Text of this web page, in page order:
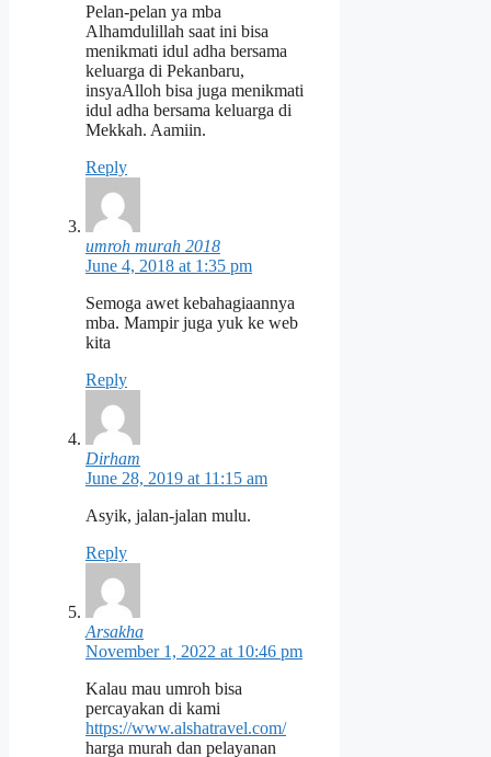
Pelan-pelan ya mba
Alhamdulillah saat ini bisa
menikmati idul adha bersama
keluarga di Pekanbaru,
insyaAlloh bisa juga menikmati
idul adha bersama keluarga di
Mekkah. Aamiin.
Reply
umroh murah 2018
June 4, 2018 at 1:35 pm
Semoga awet kebahagiaannya
mba. Mampir juga yuk ke web
kita
Reply
Dirham
June 28, 2019 at 11:15 am
Asyik, jalan-jalan mulu.
Reply
Arsakha
November 1, 2022 at 10:46 pm
Kalau mau umroh bisa
percayakan di kami
https://www.alshatravel.com/
harga murah dan pelayanan